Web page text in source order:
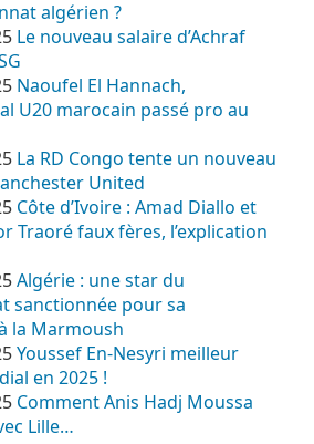
algérien ?
Le nouveau salaire d’Achraf
Naoufel El Hannach,
U20 marocain passé pro au
La RD Congo tente un nouveau
United
Côte d’Ivoire : Amad Diallo et
Traoré faux fères, l’explication
Algérie : une star du
sanctionnée pour sa
la Marmoush
Youssef En-Nesyri meilleur
en 2025 !
Comment Anis Hadj Moussa
Lille…